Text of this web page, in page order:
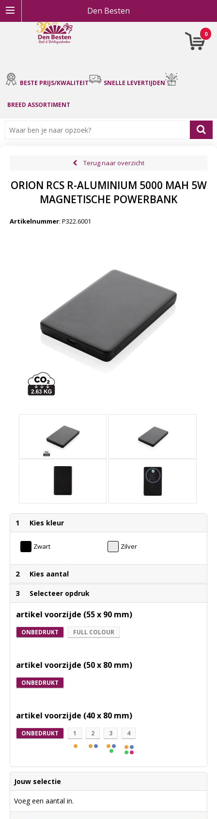
Den Besten
0
BESTE PRIJS/KWALITEIT SNELLE LEVERTIJDEN
BREED ASSORTIMENT
Terug naar overzicht
ORION RCS R-ALUMINIUM 5000 MAH 5W
MAGNETISCHE POWERBANK
Artikelnummer: P322.6001
1 Kies kleur
Zwart Zilver
2 Kies aantal
3 Selecteer opdruk
artikel voorzijde (55 x 90 mm)
ONBEDRUKT FULL COLOUR
artikel voorzijde (50 x 80 mm)
ONBEDRUKT
artikel voorzijde (40 x 80 mm)
ONBEDRUKT 1 2 3 4
Jouw selectie
Voeg een aantal in.